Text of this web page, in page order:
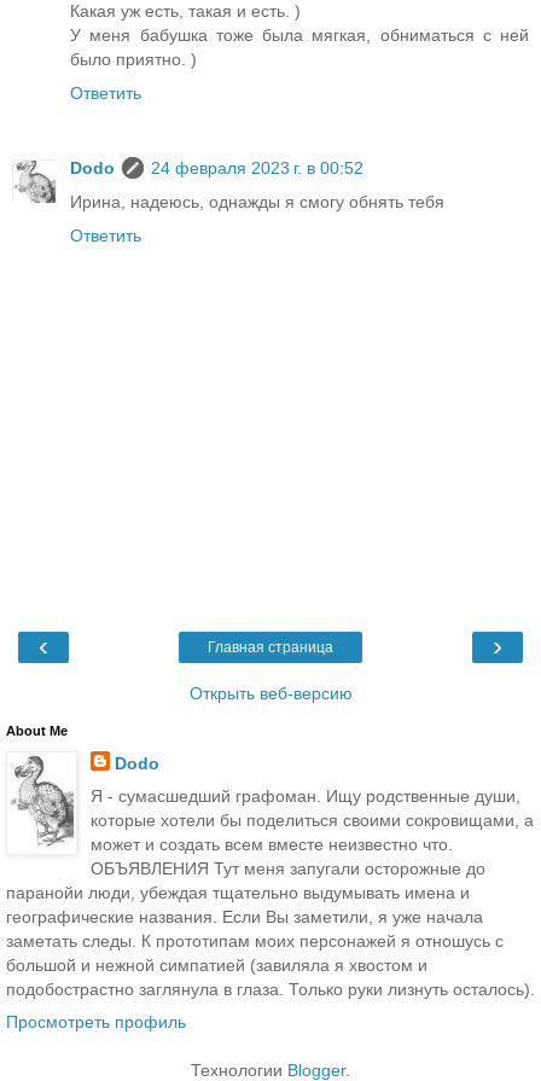
Какая уж есть, такая и есть. )
У меня бабушка тоже была мягкая, обниматься с ней
было приятно. )
Ответить
Dodo
24 февраля 2023 г. в 00:52
Ирина, надеюсь, однажды я смогу обнять тебя
Ответить
‹ ›
Главная страница
Открыть веб-версию
About Me
Dodo
Я - сумасшедший графоман. Ищу родственные души,
которые хотели бы поделиться своими сокровищами, а
может и создать всем вместе неизвестно что.
ОБЪЯВЛЕНИЯ Тут меня запугали осторожные до
паранойи люди, убеждая тщательно выдумывать имена и
географические названия. Если Вы заметили, я уже начала
заметать следы. К прототипам моих персонажей я отношусь с
большой и нежной симпатией (завиляла я хвостом и
подобострастно заглянула в глаза. Только руки лизнуть осталось).
Просмотреть профиль
Технологии Blogger.